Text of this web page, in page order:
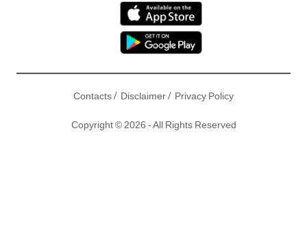
Contacts/ Disclaimer/ Privacy Policy
Copyright © 2026 - All Rights Reserved